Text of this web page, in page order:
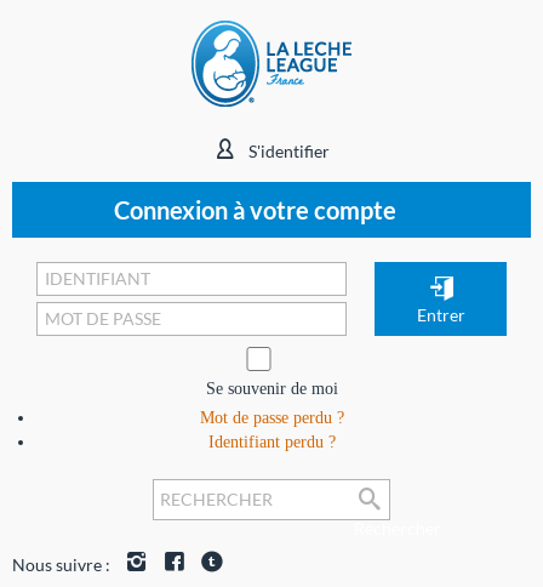
S'identifier
Connexion à votre compte
Se souvenir de moi
Mot de passe perdu ?
Identifiant perdu ?
Nous suivre :